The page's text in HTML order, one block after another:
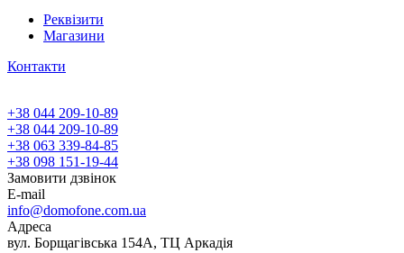
Реквізити
Магазини
Контакти
+38 044 209-10-89
+38 044 209-10-89
+38 063 339-84-85
+38 098 151-19-44
Замовити дзвінок
E-mail
info@domofone.com.ua
Адреса
вул. Борщагівська 154А, ТЦ Аркадія